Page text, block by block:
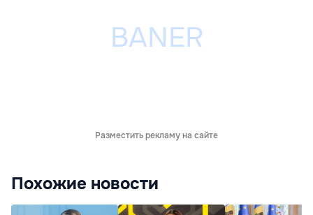
Разместить рекламу на сайте
Похожие новости